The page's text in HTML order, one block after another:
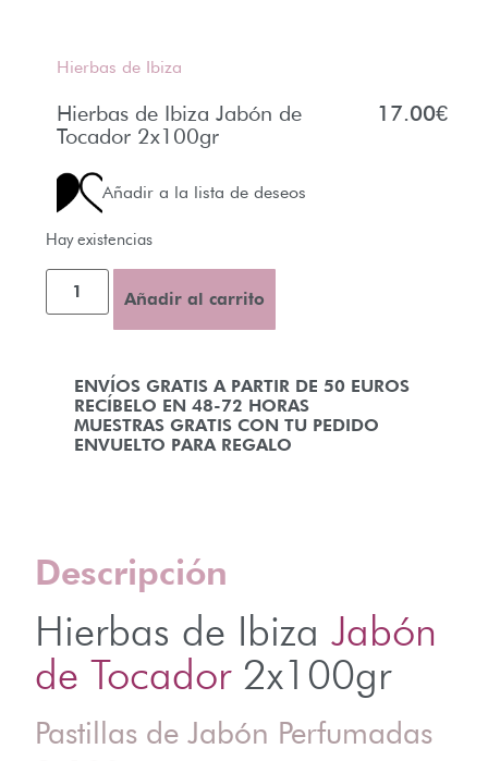
Hierbas de Ibiza
Hierbas de Ibiza Jabón de
Tocador 2x100gr
17.00€
Añadir a la lista de deseos
ENVÍOS GRATIS A PARTIR DE 50 EUROS
RECÍBELO EN 48-72 HORAS
MUESTRAS GRATIS CON TU PEDIDO
ENVUELTO PARA REGALO
Hay existencias
Añadir al carrito
Descripción
Hierbas de Ibiza Jabón
de Tocador2x100gr
Pastillas de Jabón Perfumadas